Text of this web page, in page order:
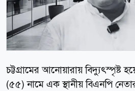
চট্টগ্রামের আনোয়ারায় বিদ্যুৎস্পৃষ্ট
(৫৫) নামে এক স্থানীয় বিএনপি